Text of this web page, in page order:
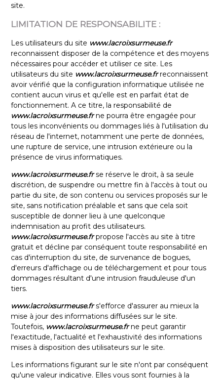
site.
LIMITATION DE RESPONSABILITE :
Les utilisateurs du site www.lacroixsurmeuse.fr
reconnaissent disposer de la compétence et des moyens
nécessaires pour accéder et utiliser ce site. Les
utilisateurs du site www.lacroixsurmeuse.frreconnaissent
avoir vérifié que la configuration informatique utilisée ne
contient aucun virus et qu'elle est en parfait état de
fonctionnement. A ce titre, la responsabilité de
www.lacroixsurmeuse.frne pourra être engagée pour
tous les inconvénients ou dommages liés à l'utilisation du
réseau de l'internet, notamment une perte de données,
une rupture de service, une intrusion extérieure ou la
présence de virus informatiques.
www.lacroixsurmeuse.frse réserve le droit, à sa seule
discrétion, de suspendre ou mettre fin à l'accès à tout ou
partie du site, de son contenu ou services proposés sur le
site, sans notification préalable et sans que cela soit
susceptible de donner lieu à une quelconque
indemnisation au profit des utilisateurs.
www.lacroixsurmeuse.frpropose l'accès au site à titre
gratuit et décline par conséquent toute responsabilité en
cas d'interruption du site, de survenance de bogues,
d'erreurs d'affichage ou de téléchargement et pour tous
dommages résultant d'une intrusion frauduleuse d'un
tiers.
www.lacroixsurmeuse.frs'efforce d'assurer au mieux la
mise à jour des informations diffusées sur le site.
Toutefois, www.lacroixsurmeuse.frne peut garantir
l'exactitude, l'actualité et l'exhaustivité des informations
mises à disposition des utilisateurs sur le site.
Les informations figurant sur le site n'ont par conséquent
qu'une valeur indicative. Elles vous sont fournies à la